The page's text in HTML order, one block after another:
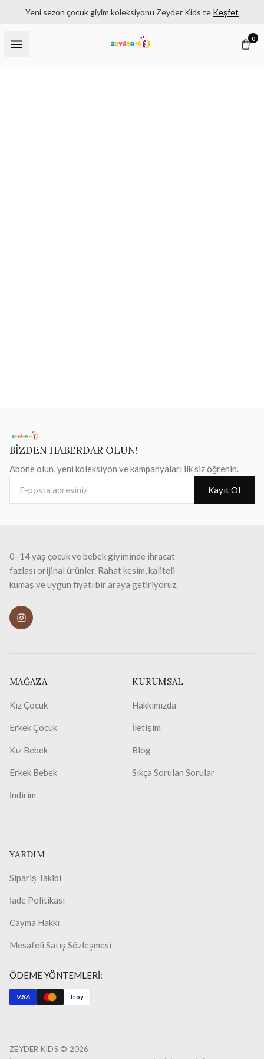
Yeni sezon çocuk giyim koleksiyonu Zeyder Kids’te Keşfet
0
BİZDEN HABERDAR OLUN!
Abone olun, yeni koleksiyon ve kampanyaları ilk siz öğrenin.
Kayıt Ol
0–14 yaş çocuk ve bebek giyiminde ihracat
fazlası orijinal ürünler. Rahat kesim, kaliteli
kumaş ve uygun fiyatı bir araya getiriyoruz.
MAĞAZA
Kız Çocuk
Erkek Çocuk
Kız Bebek
Erkek Bebek
İndirim
KURUMSAL
Hakkımızda
İletişim
Blog
Sıkça Sorulan Sorular
YARDIM
Sipariş Takibi
İade Politikası
Cayma Hakkı
Mesafeli Satış Sözleşmesi
ÖDEME YÖNTEMLERİ:
VISA troy
ZEYDER KIDS © 2026